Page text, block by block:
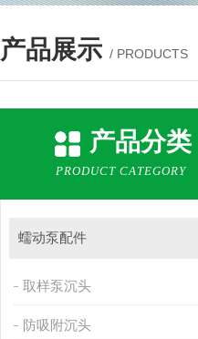
产品展示 / PRODUCTS
产品分类
PRODUCT CATEGORY
蠕动泵配件
取样泵沉头
防吸附沉头